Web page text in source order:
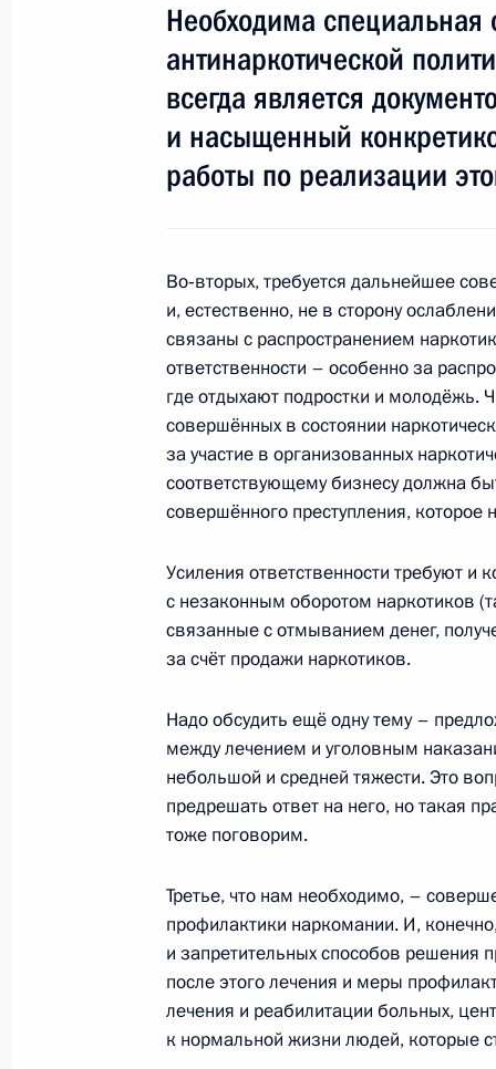
5 сентября 2009 года, суббота
Празднование Дня Москвы
5 сентября 2009 года, 13:00 Москва
Между специальными службами
степень взаимодействия и
решать самые разные задачи
4 сентября 2009 года, 14:45 Москва,
3 сентября 2009 года, четверг
3 сентября 2009 года, 21:00 Москва
Дмитрием Козаком
3 сентября 2009 года, 17:00 Москва,
Заявления для прессы по итогам
3 сентября 2009 года, 13:00 Москва, Кремль
Начало российско-индийских
составе
Необходима специальная
антинаркотической
всегда является
и насыщенный
работы по реализации
Во‑вторых, требуется дальнейшее
и, естественно, не в сторону
связаны с распространением
ответственности – особенно за
где отдыхают подростки и молодёжь.
совершённых в состоянии
за участие в организованных
соответствующему бизнесу должна
совершённого преступления,
Усиления ответственности требуют
с незаконным оборотом наркотиков
связанные с отмыванием денег,
за счёт продажи наркотиков.
Надо обсудить ещё одну тему –
между лечением и уголовным
небольшой и средней тяжести. Это
предрешать ответ на него, но такая
тоже поговорим.
Третье, что нам необходимо, –
профилактики наркомании. И,
и запретительных способов решения
после этого лечения и меры
лечения и реабилитации больных,
к нормальной жизни людей, которые